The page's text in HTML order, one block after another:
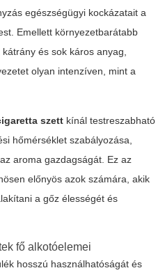
egészségügyi kockázatait a
Emellett környezetbarátabb
és sok káros anyag,
olyan intenzíven, mint a
szett kínál testreszabható
hőmérséklet szabályozása,
aroma gazdagságát. Ez az
előnyös azok számára, akik
a gőz élességét és
fő alkotóelemei
hosszú használhatóságát és